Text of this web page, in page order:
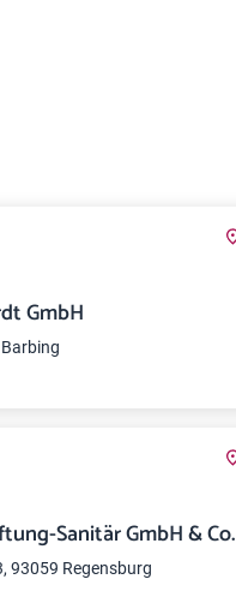
GmbH
Sanitär GmbH & Co.
93059 Regensburg